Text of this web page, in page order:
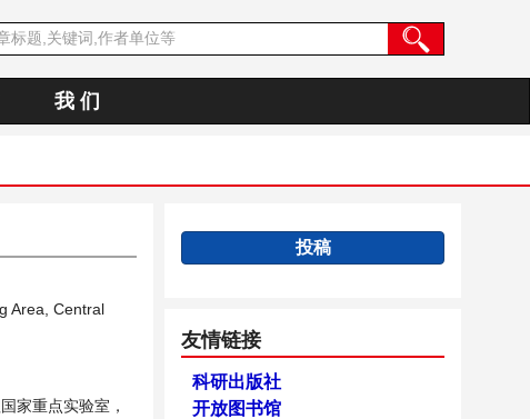
我 们
Area, Central
家重点实验室，
投稿
友情链接
科研出版社
开放图书馆